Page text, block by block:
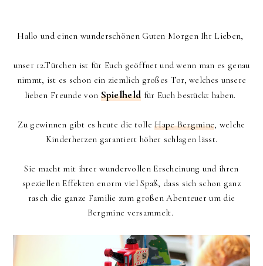
Hallo und einen wunderschönen Guten Morgen Ihr Lieben,
unser 12.Türchen ist für Euch geöffnet und wenn man es genau
nimmt, ist es schon ein ziemlich großes Tor, welches unsere
lieben Freunde von Spielheld für Euch bestückt haben.
Zu gewinnen gibt es heute die tolleHape Bergmine, welche
Kinderherzen garantiert höher schlagen lässt.
Sie macht mit ihrer wundervollen Erscheinung und ihren
speziellen Effekten enorm viel Spaß, dass sich schon ganz
rasch die ganze Familie zum großen Abenteuer um die
Bergmine versammelt.